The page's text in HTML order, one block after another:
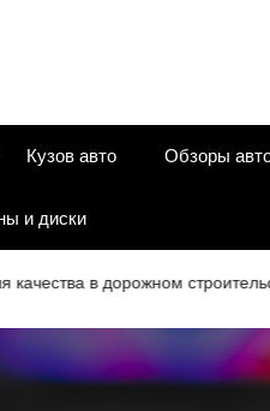
Кузов авто Обзоры
и диски
в дорожном строительстве